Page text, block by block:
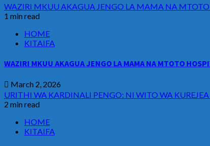
WAZIRI MKUU AKAGUA JENGO LA MAMA NA
1 min read
HOME
KITAIFA
WAZIRI MKUU AKAGUA JENGO LA MAMA NA MTOTO
March 2, 2026
URITHI WA KARDINALI PENGO: NI WITO WA
2 min read
HOME
KITAIFA